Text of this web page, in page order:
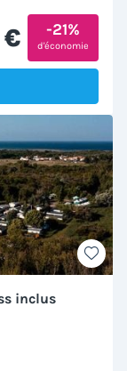
-21%
d'économie
inclus